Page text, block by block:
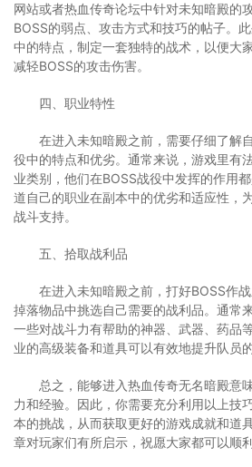
网站或者热血传奇论坛中针对未知暗殿的
BOSS的弱点、攻击方式和技巧的帖子。
中的特点，制定一套独特的战术，以便大
减轻BOSS的攻击伤害。
四、职业特性
在进入未知暗殿之前，需要仔细了解
役中的特点和优劣。通常来说，游戏里有
业类别，他们在BOSS战役中发挥的作用
道自己的职业在副本中的优劣和适应性，
战斗支持。
五、拾取战利品
在进入未知暗殿之前，打好BOSS作
掉落物品中挑选自己需要的战利品。通常
一些对战斗力有帮助的神器、武器、药品
业的高级装备和道具可以有效地提升队员
总之，能够进入热血传奇无名暗殿意
力和经验。因此，你需要充分利用以上技
本的挑战，从而获取更好的游戏成就和道
章对玩家们有所启示，祝愿大家都可以顺利